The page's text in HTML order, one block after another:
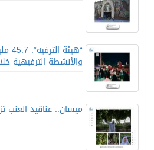
والأنشطة الترفيهية
ميسان.. عناقيد العنب